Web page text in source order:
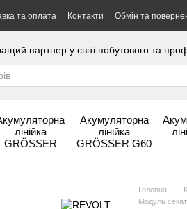
та оплата Контакти Обмін та
партнер у світі побутового та
лінійка
GRÖSSER
Акумуляторна
лінійка
GRÖSSER G60
Головна
Модуль